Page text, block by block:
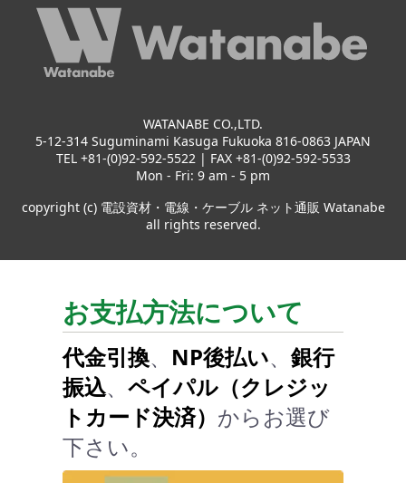
WATANABE CO.,LTD.
5-12-314 Suguminami Kasuga Fukuoka 816-0863 JAPAN
TEL +81-(0)92-592-5522 | FAX +81-(0)92-592-5533
Mon - Fri: 9 am - 5 pm
copyright (c) 電設資材・電線・ケーブル ネット通販 Watanabe
all rights reserved.
お支払方法について
代金引換、 NP後払い、 銀行
振込、 ペイパル（クレジッ
トカード決済） からお選び
下さい。